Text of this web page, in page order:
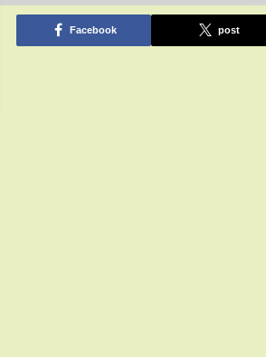
Facebook post